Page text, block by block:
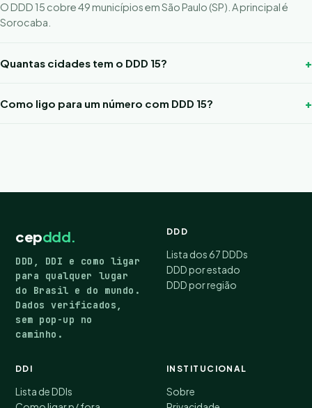
O DDD 15 cobre 49 municípios em São Paulo (SP). A principal é
Sorocaba.
Quantas cidades tem o DDD 15?
Como ligo para um número com DDD 15?
cepddd.
DDD, DDI e como ligar
para qualquer lugar
do Brasil e do mundo.
Dados verificados,
sem pop-up no
caminho.
DDD
Lista dos 67 DDDs
DDD por estado
DDD por região
DDI
Lista de DDIs
INSTITUCIONAL
Sobre